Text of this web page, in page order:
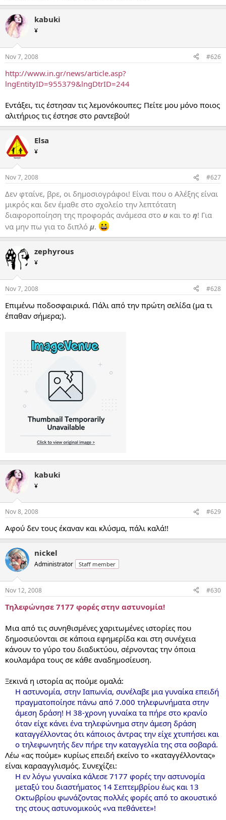
kabuki
¥
Nov 7, 2008 #626
http://www.in.gr/news/article.asp?
lngEntityID=955379&lngDtrID=244
Εντάξει, τις έστησαν τις λεμονόκουπες; Πείτε μου μόνο ποιος
αλιτήριος τις έστησε στο ραντεβού!
Elsa
¥
Nov 7, 2008 #627
Δεν φταίνε, βρε, οι δημοσιογράφοι! Είναι που ο Αλέξης είναι
μικρός και δεν έμαθε στο σχολείο την λεπτότατη
διαφοροποίηση της προφοράς ανάμεσα στο υ και το η! Για
να μην πω για το διπλό μ.
zephyrous
¥
Nov 7, 2008 #628
Επιμένω ποδοσφαιρικά. Πάλι από την πρώτη σελίδα (μα τι
έπαθαν σήμερα;).
kabuki
¥
Nov 8, 2008 #629
Αφού δεν τους έκαναν και κλύσμα, πάλι καλά!!
nickel
Administrator Staff member
Nov 12, 2008 #630
Τηλεφώνησε 7177 φορές στην αστυνομία!
Μια από τις συνηθισμένες χαριτωμένες ιστορίες που
δημοσιεύονται σε κάποια εφημερίδα και στη συνέχεια
κάνουν το γύρο του διαδικτύου, σέρνοντας την όποια
κουλαμάρα τους σε κάθε αναδημοσίευση.
Ξεκινά η ιστορία ας πούμε ομαλά:
Η αστυνομία, στην Ιαπωνία, συνέλαβε μια γυναίκα επειδή
πραγματοποίησε πάνω από 7.000 τηλεφωνήματα στην
άμεση δράση! Η 38-χρονη γυναίκα τα πήρε στο κρανίο
όταν είχε κάνει ένα τηλεφώνημα στην άμεση δράση
καταγγέλλοντας ότι κάποιος άντρας την είχε χτυπήσει και
ο τηλεφωνητής δεν πήρε την καταγγελία της στα σοβαρά.
Λέω «ας πούμε» κυρίως επειδή εκείνο το «καταγγέλλοντας»
είναι καρααγγλισμός. Συνεχίζει:
Η εν λόγω γυναίκα κάλεσε 7177 φορές την αστυνομία
μεταξύ του διαστήματος 14 Σεπτεμβρίου έως και 13
Οκτωβρίου φωνάζοντας πολλές φορές από το ακουστικό
της στους αστυνομικούς «να πεθάνετε»!